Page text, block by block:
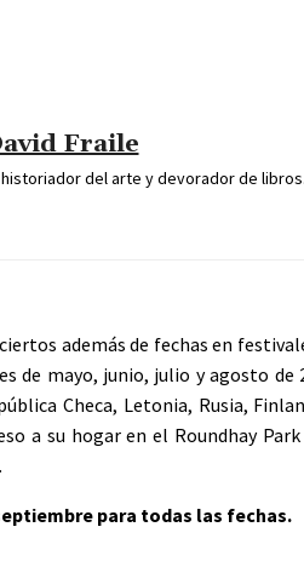
Fraile
del arte y devorador de
además de fechas en
de mayo, junio, julio y agosto
Checa, Letonia, Rusia,
a su hogar en el Roundhay Park
para todas las fechas.